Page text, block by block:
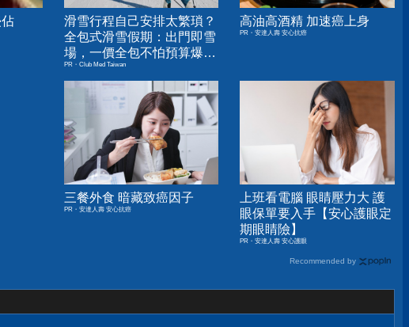
滑雪行程自己安排太繁瑣？
全包式滑雪假期：出門即雪
場，一價全包不怕預算爆
表！
PR・Club Med Taiwan
高油高酒精 加速癌上身
PR・安達人壽 安心抗癌
三餐外食 暗藏致癌因子
PR・安達人壽 安心抗癌
上班看電腦 眼睛壓力大 護
眼保單要入手【安心護眼定
期眼睛險】
PR・安達人壽 安心護眼
Recommended by